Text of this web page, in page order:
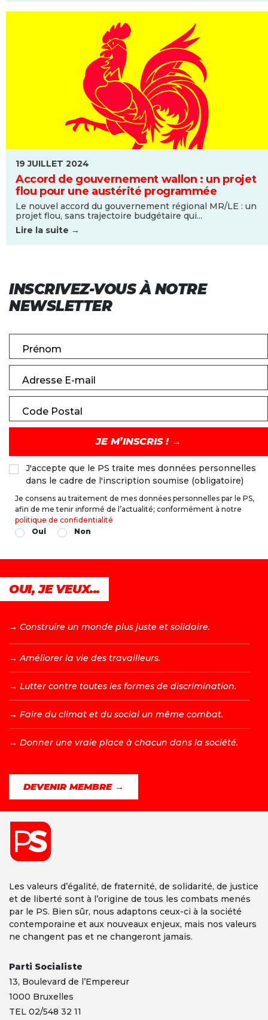
19 JUILLET 2024
Accord de gouvernement wallon : un projet
flou pour une austérité programmée
Le nouvel accord du gouvernement régional MR/LE : un
projet flou, sans trajectoire budgétaire qui...
Lire la suite →
INSCRIVEZ-VOUS À NOTRE
NEWSLETTER
Prénom
Adresse E-mail
Code Postal
J'accepte que le PS traite mes données personnelles
dans le cadre de l'inscription soumise (obligatoire)
Je consens au traitement de mes données personnelles par le PS,
afin de me tenir informé de l’actualité; conformément à notre
politique de confidentialité
Oui
Non
Les valeurs d’égalité, de fraternité, de solidarité, de justice
et de liberté sont à l’origine de tous les combats menés
par le PS. Bien sûr, nous adaptons ceux-ci à la société
contemporaine et aux nouveaux enjeux, mais nos valeurs
ne changent pas et ne changeront jamais.
Parti Socialiste
13, Boulevard de l’Empereur
1000 Bruxelles
TEL 02/548 32 11
OUI, JE VEUX...
→ Construire un monde plus juste et solidaire.
→ Améliorer la vie des travailleurs.
→ Lutter contre toutes les formes de discrimination.
→ Faire du climat et du social un même combat.
→ Donner une vraie place à chacun dans la société.
DEVENIR MEMBRE →